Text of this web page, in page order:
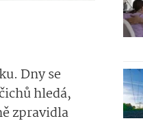
Dny se
hledá,
zpravidla